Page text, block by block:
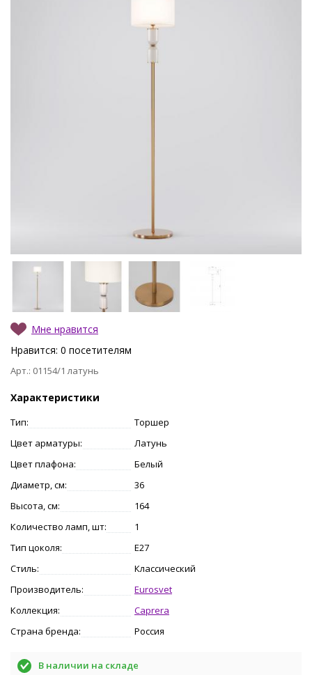
Мне нравится
Нравится: 0 посетителям
Арт.: 01154/1 латунь
Характеристики
Тип:
Торшер
Цвет арматуры:
Латунь
Цвет плафона:
Белый
Диаметр, см:
36
Высота, см:
164
Количество ламп, шт:
1
Тип цоколя:
E27
Стиль:
Классический
Производитель:
Eurosvet
Коллекция:
Caprera
Страна бренда:
Россия
В наличии на складе